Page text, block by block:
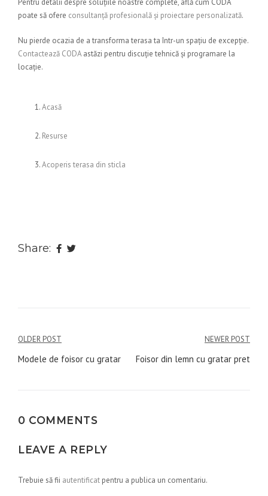
Pentru detalii despre soluțiile noastre complete, află cum CODA
poate să ofere consultanță profesională și proiectare personalizată.
Nu pierde ocazia de a transforma terasa ta într-un spațiu de excepție.
Contactează CODAastăzi pentru discuție tehnică și programare la
locație.
Acasă
Resurse
Acoperis terasa din sticla
Share:
Navigare
în
OLDER POST
Modele de foisor cu gratar
NEWER POST
Foisor din lemn cu gratar pret
0 COMMENTS
LEAVE A REPLY
Trebuie să fii autentificat pentru a publica un comentariu.